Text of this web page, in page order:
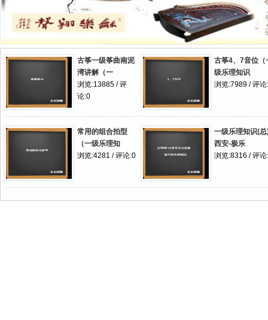
古筝一级筝曲南泥
湾讲解（一
浏览:13885 / 评
论:0
古筝4、7音位（
级乐理知识
浏览:7989 / 评
常用的组合拍型
（一级乐理知
浏览:4281 / 评论:0
一级乐理知识(
西安-极乐
浏览:8316 / 评